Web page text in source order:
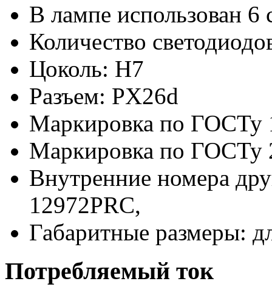
В лампе использован 6
Количество
Цоколь: H7
Разъем: PX26d
Маркировка по ГОСТу
Маркировка по ГОСТу
Внутренние номера
12972PRC,
Габаритные размеры:
Потребляемый ток